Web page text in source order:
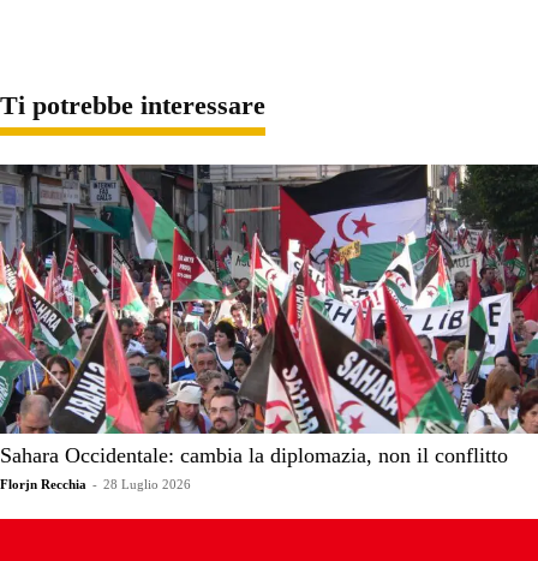
Ti potrebbe interessare
Sahara Occidentale: cambia la diplomazia, non il conflitto
Florjn Recchia - 28 Luglio 2026